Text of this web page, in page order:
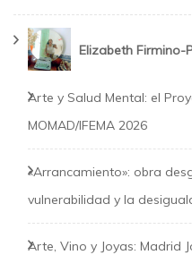
Elizabeth Firmino-
Arte y Salud Mental: el
MOMAD/IFEMA 2026
«Arrancamiento»: obra
vulnerabilidad y la
Arte, Vino y Joyas: Madrid